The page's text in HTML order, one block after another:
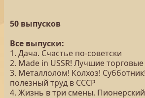
50 выпусков
Все выпуски:
1. Дача. Счастье по-советски
2. Made in USSR! Лучшие
3. Металлолом! Колхоз!
полезный труд в СССР
4. Жизнь в три смены.